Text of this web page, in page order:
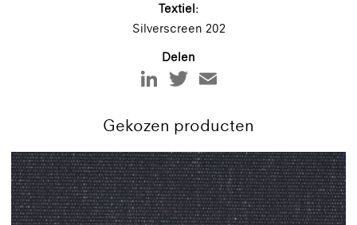
Textiel:
Silverscreen 202
Delen
Gekozen producten